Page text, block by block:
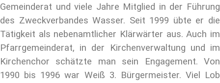
Gemeinderat und viele Jahre Mitglied in der Führung
des Zweckverbandes Wasser. Seit 1999 übte er die
Tätigkeit als nebenamtlicher Klärwärter aus. Auch im
Pfarrgemeinderat, in der Kirchenverwaltung und im
Kirchenchor schätzte man sein Engagement. Von
1990 bis 1996 war Weiß 3. Bürgermeister. Viel Lob